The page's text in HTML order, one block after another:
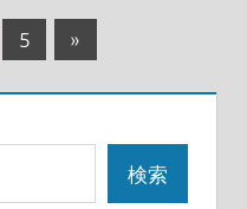
5
次
事
»
検索